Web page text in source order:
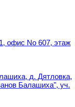
офис No 607, этаж
д. Дятловка,
Балашиха", уч.